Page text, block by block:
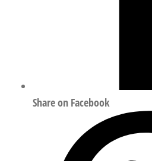
Share on Facebook